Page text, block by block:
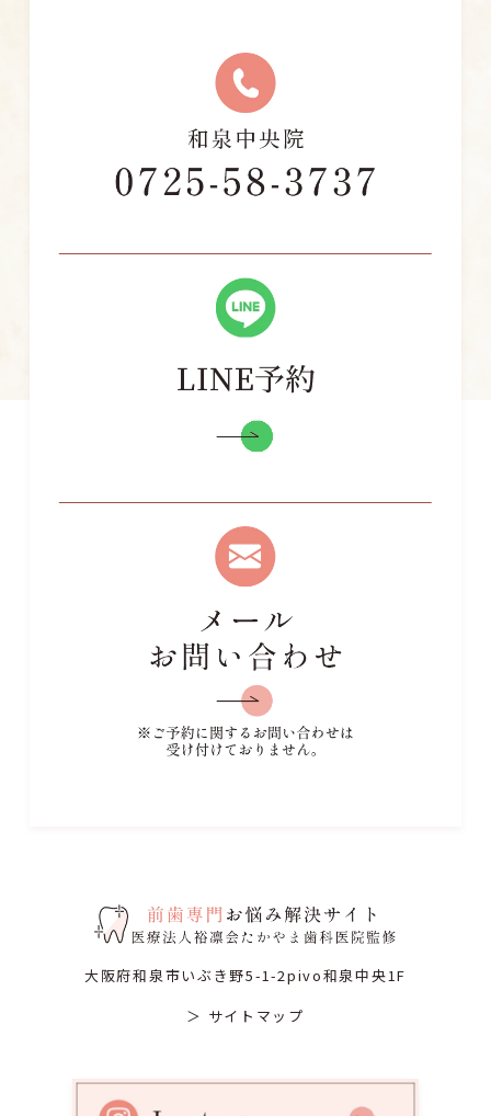
大阪府和泉市いぶき野5-1-2pivo和泉中央1F
＞ サイトマップ